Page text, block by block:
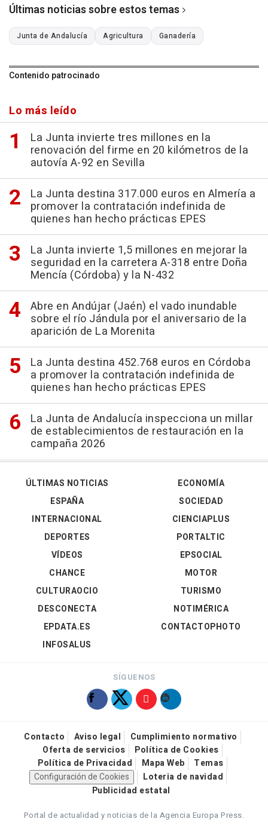
Últimas noticias sobre estos temas
Junta de Andalucía Agricultura Ganadería
Contenido patrocinado
Lo más leído
La Junta invierte tres millones en la
renovación del firme en 20 kilómetros de la
autovía A-92 en Sevilla
La Junta destina 317.000 euros en Almería a
promover la contratación indefinida de
quienes han hecho prácticas EPES
La Junta invierte 1,5 millones en mejorar la
seguridad en la carretera A-318 entre Doña
Mencía (Córdoba) y la N-432
Abre en Andújar (Jaén) el vado inundable
sobre el río Jándula por el aniversario de la
aparición de La Morenita
La Junta destina 452.768 euros en Córdoba
a promover la contratación indefinida de
quienes han hecho prácticas EPES
La Junta de Andalucía inspecciona un millar
de establecimientos de restauración en la
campaña 2026
ÚLTIMAS NOTICIAS
ESPAÑA
INTERNACIONAL
DEPORTES
VÍDEOS
ECONOMÍA
SOCIEDAD
CIENCIAPLUS
PORTALTIC
EPSOCIAL
CHANCE
CULTURAOCIO
DESCONECTA
EPDATA.ES
INFOSALUS
MOTOR
TURISMO
NOTIMÉRICA
CONTACTOPHOTO
SÍGUENOS
Contacto Aviso legal
Cumplimiento normativo
Oferta de servicios
Política de Cookies
Política de Privacidad
Mapa Web
Temas
Configuración de Cookies
Loteria de navidad
Publicidad estatal
Portal de actualidad y noticias de la Agencia Europa Press.